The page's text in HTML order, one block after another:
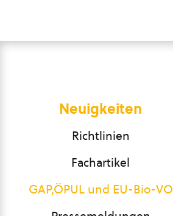
Neuigkeiten
Richtlinien
Fachartikel
GAP,ÖPUL und EU-Bio-VO